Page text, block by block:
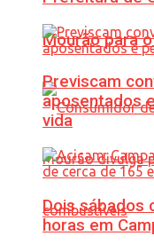
Mourão para
Previscam
aposentados
vida
Dois sábados
horas em